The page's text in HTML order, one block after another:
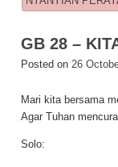
k
GB 28 –
Posted on 26
Mari kita bersama
Agar Tuhan
Solo: